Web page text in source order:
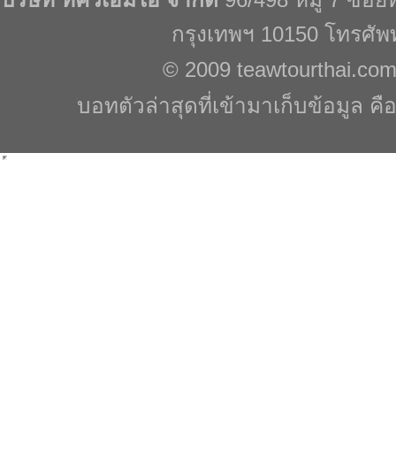
กรุงเทพฯ 10150 โทรศั
© 2009 teawtourthai.com
บอทตัวล่าสุดที่เข้ามาเก็บข้อมูล คือ